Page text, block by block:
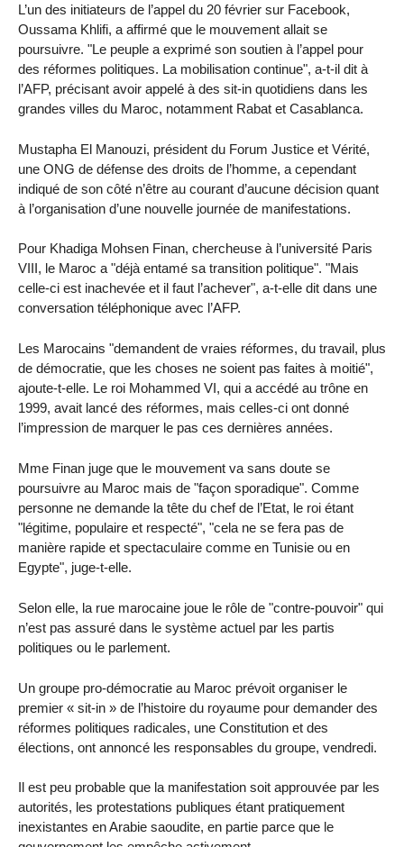
L’un des initiateurs de l’appel du 20 février sur Facebook,
Oussama Khlifi, a affirmé que le mouvement allait se
poursuivre. "Le peuple a exprimé son soutien à l’appel pour
des réformes politiques. La mobilisation continue", a-t-il dit à
l’AFP, précisant avoir appelé à des sit-in quotidiens dans les
grandes villes du Maroc, notamment Rabat et Casablanca.
Mustapha El Manouzi, président du Forum Justice et Vérité,
une ONG de défense des droits de l’homme, a cependant
indiqué de son côté n’être au courant d’aucune décision quant
à l’organisation d’une nouvelle journée de manifestations.
Pour Khadiga Mohsen Finan, chercheuse à l’université Paris
VIII, le Maroc a "déjà entamé sa transition politique". "Mais
celle-ci est inachevée et il faut l’achever", a-t-elle dit dans une
conversation téléphonique avec l’AFP.
Les Marocains "demandent de vraies réformes, du travail, plus
de démocratie, que les choses ne soient pas faites à moitié",
ajoute-t-elle. Le roi Mohammed VI, qui a accédé au trône en
1999, avait lancé des réformes, mais celles-ci ont donné
l’impression de marquer le pas ces dernières années.
Mme Finan juge que le mouvement va sans doute se
poursuivre au Maroc mais de "façon sporadique". Comme
personne ne demande la tête du chef de l’Etat, le roi étant
"légitime, populaire et respecté", "cela ne se fera pas de
manière rapide et spectaculaire comme en Tunisie ou en
Egypte", juge-t-elle.
Selon elle, la rue marocaine joue le rôle de "contre-pouvoir" qui
n’est pas assuré dans le système actuel par les partis
politiques ou le parlement.
Un groupe pro-démocratie au Maroc prévoit organiser le
premier « sit-in » de l’histoire du royaume pour demander des
réformes politiques radicales, une Constitution et des
élections, ont annoncé les responsables du groupe, vendredi.
Il est peu probable que la manifestation soit approuvée par les
autorités, les protestations publiques étant pratiquement
inexistantes en Arabie saoudite, en partie parce que le